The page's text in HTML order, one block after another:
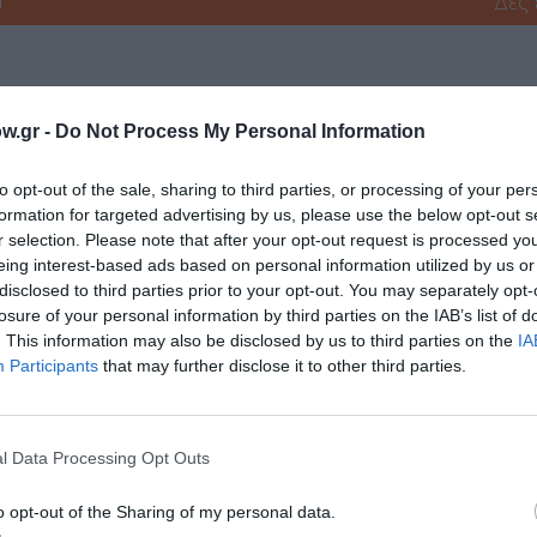
- Do Not Process My Personal Information
opt-out of the sale, sharing to third parties, or processing of your
for targeted advertising by us, please use the below opt-out
selection. Please note that after your opt-out request is processed
interest-based ads based on personal information utilized by us
to third parties prior to your opt-out. You may separately
of your personal information by third parties on the IAB’s list of
This information may also be disclosed by us to third parties on the
Participants that may further disclose it to other third parties.
Data Processing Opt Outs
opt-out of the Sharing of my personal data.
και τον Πολιτισμό!
το Culturenow.gr
Άρθρα